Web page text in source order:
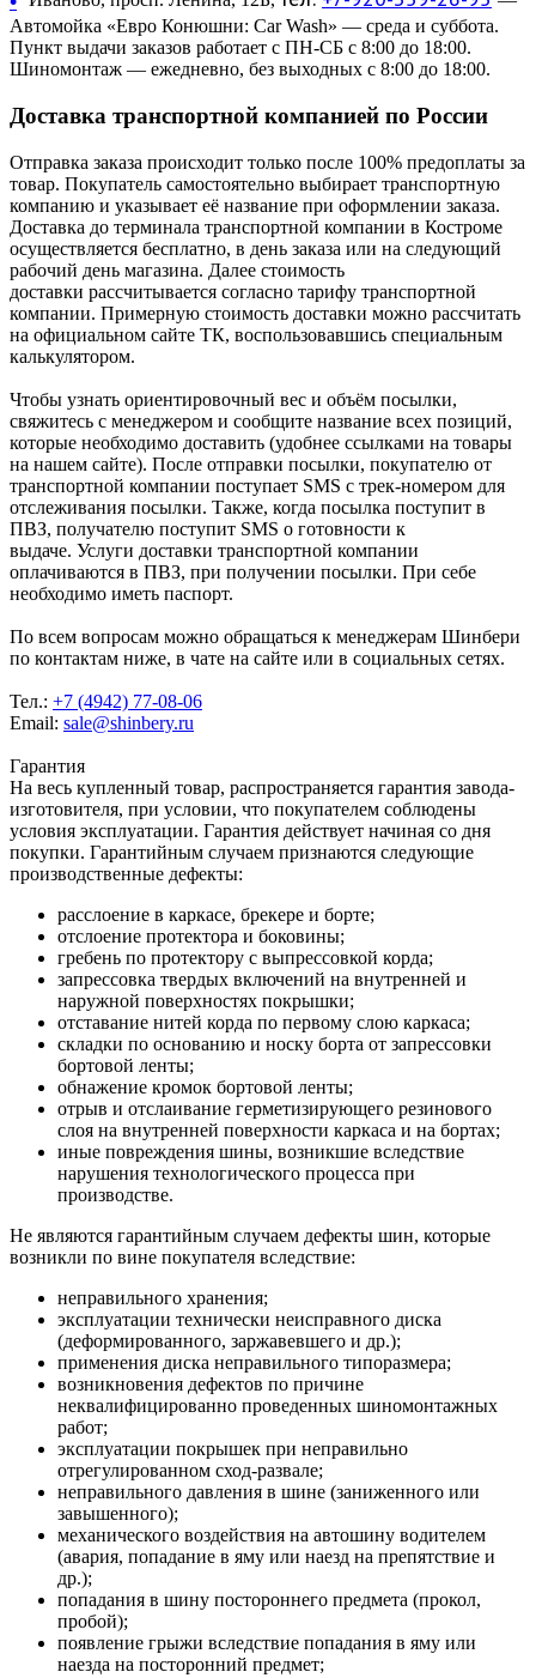
Автомойка «Евро Конюшни: Car Wash» — среда и суббота.
Пункт выдачи заказов работает с ПН-СБ с 8:00 до 18:00.
Шиномонтаж — ежедневно, без выходных с 8:00 до 18:00.
Доставка транспортной компанией по России
Отправка заказа происходит только после 100% предоплаты за
товар. Покупатель самостоятельно выбирает транспортную
компанию и указывает её название при оформлении заказа.
Доставка до терминала транспортной компании в Костроме
осуществляется бесплатно, в день заказа или на следующий
рабочий день магазина. Далее стоимость
доставки рассчитывается согласно тарифу транспортной
компании. Примерную стоимость доставки можно рассчитать
на официальном сайте ТК, воспользовавшись специальным
калькулятором.
Чтобы узнать ориентировочный вес и объём посылки,
свяжитесь с менеджером и сообщите название всех позиций,
которые необходимо доставить (удобнее ссылками на товары
на нашем сайте). После отправки посылки, покупателю от
транспортной компании поступает SMS с трек-номером для
отслеживания посылки. Также, когда посылка поступит в
ПВЗ, получателю поступит SMS о готовности к
выдаче. Услуги доставки транспортной компании
оплачиваются в ПВЗ, при получении посылки. При себе
необходимо иметь паспорт.
По всем вопросам можно обращаться к менеджерам Шинбери
по контактам ниже, в чате на сайте или в социальных сетях.
Тел.: +7 (4942) 77-08-06
Email: sale@shinbery.ru
Гарантия
На весь купленный товар, распространяется гарантия завода-
изготовителя, при условии, что покупателем соблюдены
условия эксплуатации. Гарантия действует начиная со дня
покупки. Гарантийным случаем признаются следующие
производственные дефекты:
расслоение в каркасе, брекере и борте;
отслоение протектора и боковины;
гребень по протектору с выпрессовкой корда;
запрессовка твердых включений на внутренней и
наружной поверхностях покрышки;
отставание нитей корда по первому слою каркаса;
складки по основанию и носку борта от запрессовки
бортовой ленты;
обнажение кромок бортовой ленты;
отрыв и отслаивание герметизирующего резинового
слоя на внутренней поверхности каркаса и на бортах;
иные повреждения шины, возникшие вследствие
нарушения технологического процесса при
производстве.
Не являются гарантийным случаем дефекты шин, которые
возникли по вине покупателя вследствие:
неправильного хранения;
эксплуатации технически неисправного диска
(деформированного, заржавевшего и др.);
применения диска неправильного типоразмера;
возникновения дефектов по причине
неквалифицированно проведенных шиномонтажных
работ;
эксплуатации покрышек при неправильно
отрегулированном сход-развале;
неправильного давления в шине (заниженного или
завышенного);
механического воздействия на автошину водителем
(авария, попадание в яму или наезд на препятствие и
др.);
попадания в шину постороннего предмета (прокол,
пробой);
появление грыжи вследствие попадания в яму или
наезда на посторонний предмет;